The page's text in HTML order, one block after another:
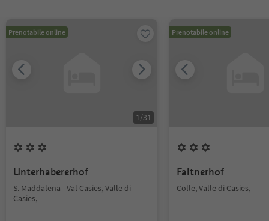
Prenotabile online
1 /31
Unterhabererhof
S. Maddalena - Val Casies, Valle di
Casies,
Prenotabile online
Faltnerhof
Colle, Valle di Casies,